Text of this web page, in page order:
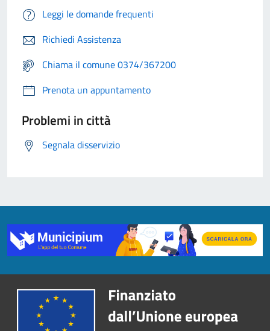
Leggi le domande frequenti
Richiedi Assistenza
Chiama il comune 0374/367200
Prenota un appuntamento
Problemi in città
Segnala disservizio